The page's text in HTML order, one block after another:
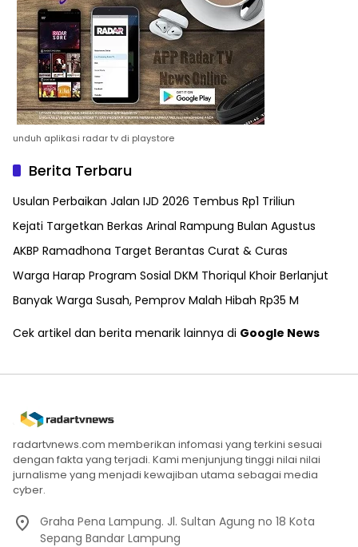
unduh aplikasi radar tv di playstore
Berita Terbaru
Usulan Perbaikan Jalan IJD 2026 Tembus Rp1 Triliun
Kejati Targetkan Berkas Arinal Rampung Bulan Agustus
AKBP Ramadhona Target Berantas Curat & Curas
Warga Harap Program Sosial DKM Thoriqul Khoir Berlanjut
Banyak Warga Susah, Pemprov Malah Hibah Rp35 M
Cek artikel dan berita menarik lainnya di Google News
radartvnews.com memberikan infomasi yang terkini sesuai
dengan fakta yang terjadi. Kami menjunjung tinggi nilai nilai
jurnalisme yang menjadi kewajiban utama sebagai media
cyber.
Graha Pena Lampung. Jl. Sultan Agung no 18 Kota
Sepang Bandar Lampung